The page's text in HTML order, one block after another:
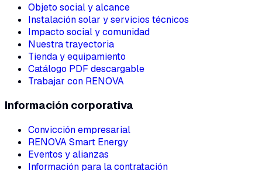
Objeto social y alcance
Instalación solar y servicios técnicos
Impacto social y comunidad
Nuestra trayectoria
Tienda y equipamiento
Catálogo PDF descargable
Trabajar con RENOVA
Información corporativa
Convicción empresarial
RENOVA Smart Energy
Eventos y alianzas
Información para la contratación